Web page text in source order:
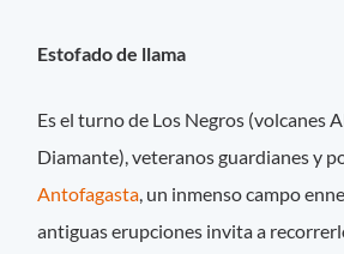
Estofado de llama
Es el turno de Los Negros (volcanes
Diamante), veteranos guardianes y
Antofagasta, un inmenso campo
antiguas erupciones invita a